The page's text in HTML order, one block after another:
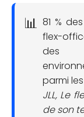
81 %
flex-
des
parmi
JLL, Le
de son